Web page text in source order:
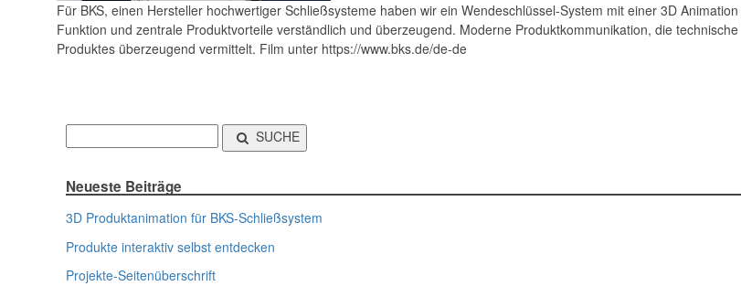
Für BKS, einen Hersteller hochwertiger Schließsysteme haben wir ein Wendeschlüssel-System mit einer 3D
Funktion und zentrale Produktvorteile verständlich und überzeugend. Moderne Produktkommunikation, die
Produktes überzeugend vermittelt. Film unter https://www.bks.de/de-de
SUCHE
Neueste Beiträge
3D Produktanimation für BKS-Schließsystem
Produkte interaktiv selbst entdecken
Projekte-Seitenüberschrift